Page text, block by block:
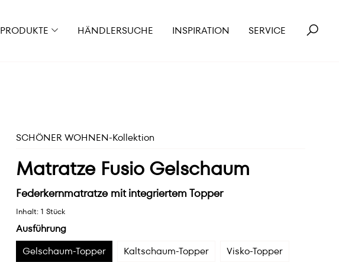
PRODUKTE HÄNDLERSUCHE INSPIRATION SERVICE
SCHÖNER WOHNEN-Kollektion
Matratze Fusio Gelschaum
Federkernmatratze mit integriertem Topper
Inhalt: 1 Stück
Ausführung
Gelschaum-Topper
Kaltschaum-Topper Visko-Topper